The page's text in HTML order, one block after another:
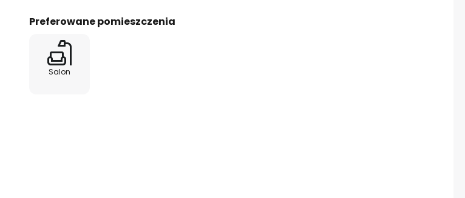
Preferowane pomieszczenia
Salon